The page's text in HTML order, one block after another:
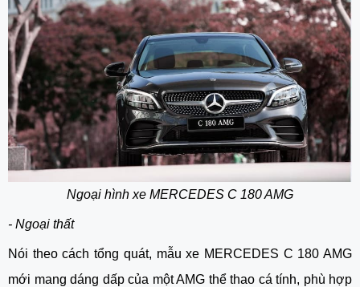
Ngoại hình xe MERCEDES C 180 AMG
- Ngoại thất
Nói theo cách tổng quát, mẫu xe MERCEDES C 180 AMG
mới mang dáng dấp của một AMG thể thao cá tính, phù hợp